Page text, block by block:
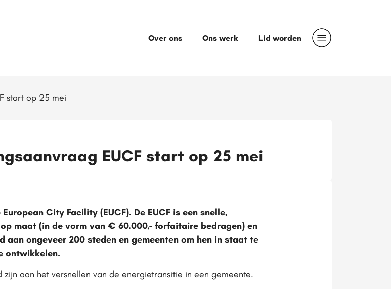
Over ons Ons werk Lid worden
start op 25 mei
EUCF start op 25 mei
City Facility (EUCF). De EUCF is een snelle,
maat (in de vorm van € 60.000,- forfaitaire bedragen) en
ongeveer 200 steden en gemeenten om hen in staat te
ontwikkelen.
aan het versnellen van de energietransitie in een gemeente.